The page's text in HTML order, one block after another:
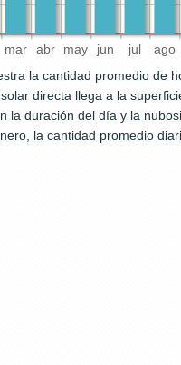
mar abr may jun jul ago
la cantidad promedio de
directa llega a la
la duración del día y la
la cantidad promedio